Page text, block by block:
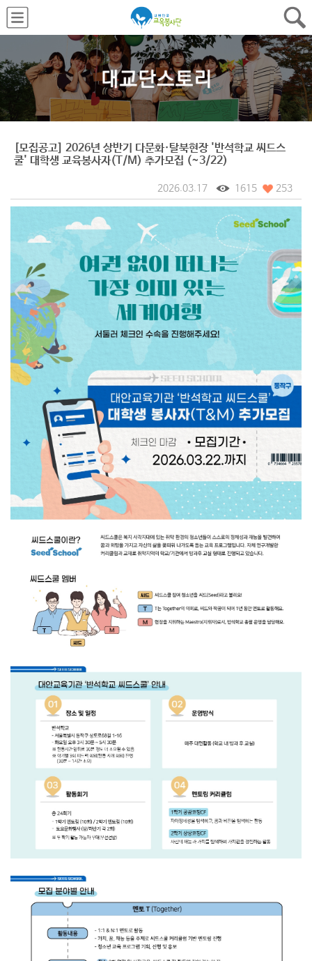
[모집공고] 2026년 상반기 다문화·탈북현장 '반석학교 씨드스
쿨' 대학생 교육봉사자(T/M) 추가모집 (~3/22)
2026.03.17 1615 253